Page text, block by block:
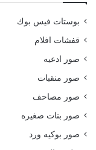
بوستات فيس بوك
قفشات افلام
صور ادعيه
صور منقبات
صور مصاحف
صور بنات صغيره
صور بوكيه ورد